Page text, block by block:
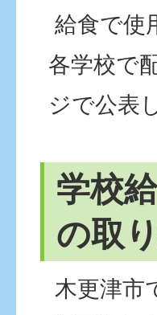
給食で使
各学校で
ジで公表
学校
の取
木更津市